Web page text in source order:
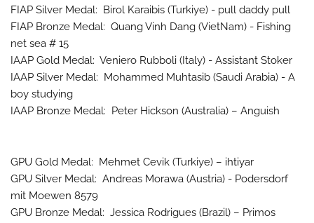
FIAP Silver Medal: Birol Karaibis (Turkiye) - pull daddy pull
FIAP Bronze Medal: Quang Vinh Dang (VietNam) - Fishing
net sea # 15
IAAP Gold Medal: Veniero Rubboli (Italy) - Assistant Stoker
IAAP Silver Medal: Mohammed Muhtasib (Saudi Arabia) - A
boy studying
IAAP Bronze Medal: Peter Hickson (Australia) – Anguish
GPU Gold Medal: Mehmet Cevik (Turkiye) – ihtiyar
GPU Silver Medal: Andreas Morawa (Austria) - Podersdorf
mit Moewen 8579
GPU Bronze Medal: Jessica Rodrigues (Brazil) – Primos